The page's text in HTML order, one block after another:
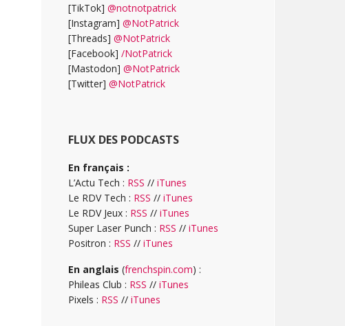
[TikTok] @notnotpatrick
[Instagram] @NotPatrick
[Threads] @NotPatrick
[Facebook] /NotPatrick
[Mastodon] @NotPatrick
[Twitter] @NotPatrick
FLUX DES PODCASTS
En français :
L’Actu Tech : RSS // iTunes
Le RDV Tech : RSS // iTunes
Le RDV Jeux : RSS // iTunes
Super Laser Punch : RSS // iTunes
Positron : RSS // iTunes
En anglais (frenchspin.com) :
Phileas Club : RSS // iTunes
Pixels : RSS // iTunes